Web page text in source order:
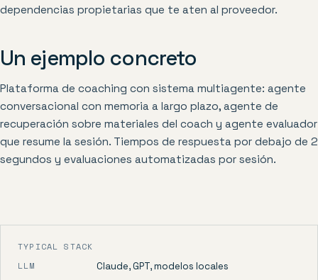
dependencias propietarias que te aten al proveedor.
Un ejemplo concreto
Plataforma de coaching con sistema multiagente: agente
conversacional con memoria a largo plazo, agente de
recuperación sobre materiales del coach y agente evaluador
que resume la sesión. Tiempos de respuesta por debajo de 2
segundos y evaluaciones automatizadas por sesión.
TYPICAL STACK
LLM
Claude, GPT, modelos locales